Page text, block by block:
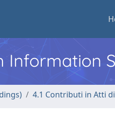
Information
4.1 Contributi in Atti